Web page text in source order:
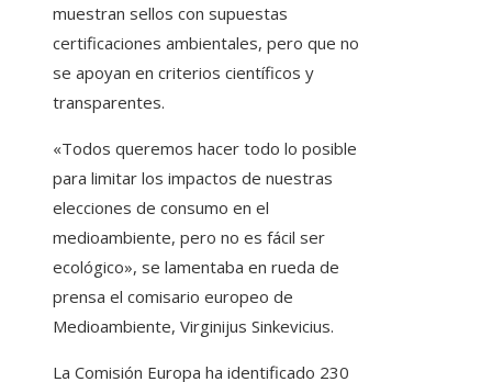
muestran sellos con supuestas
certificaciones ambientales, pero que no
se apoyan en criterios científicos y
transparentes.
«Todos queremos hacer todo lo posible
para limitar los impactos de nuestras
elecciones de consumo en el
medioambiente, pero no es fácil ser
ecológico», se lamentaba en rueda de
prensa el comisario europeo de
Medioambiente, Virginijus Sinkevicius.
La Comisión Europa ha identificado 230